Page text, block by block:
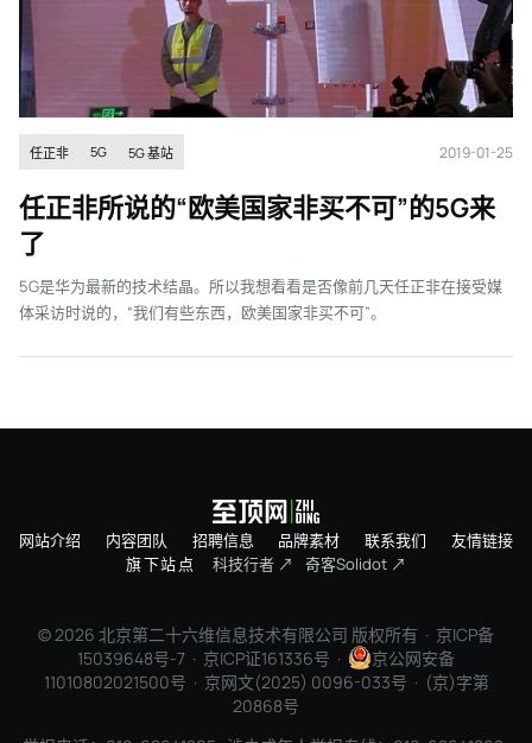
任正非 5G 5G 基站 2019-01-25
任正非所说的“欧美国家非买不可”的5G来
了
5G是华为最新的技术结晶。所以我想看看是否像前几天任正非在接受媒
体采访时说的，“我们有些东西，欧美国家非买不可”。
网站介绍 内容团队 招聘信息 品牌素材 联系我们
友情链接
旗下站点
科技行者 ↗ 奇客Solidot ↗
© 2026 北京第二十六维信息技术有限公司 版权所有 · 京ICP备
15039648号-7 · 京ICP证161336号 ·
京公网安备
11010802021500号 · 京网文(2025) 0096-033号 · (京)字第
20868号